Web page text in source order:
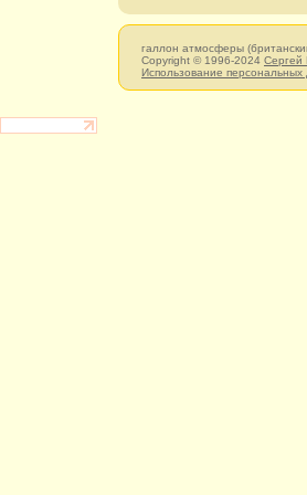
галлон атмосферы
Copyright © 1996-2024 Сергей
Использование персональных